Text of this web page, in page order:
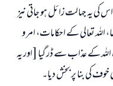
کی یہ جہالت زائل ہو جاتی نیز
تعالی کے احکامات، امر و
اللہ کے عذاب سے ڈر گیا [اور یہ
خوف کی بنا پر بخش دیا۔